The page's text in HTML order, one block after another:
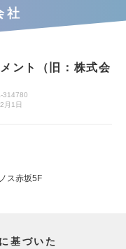
社
ント（旧：株式会
-314780
月1日
ス赤坂5F
基づいた